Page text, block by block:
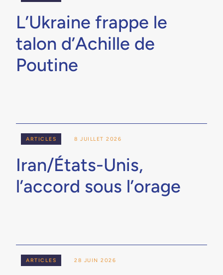
L’Ukraine frappe le
talon d’Achille de
Poutine
Iran/États-Unis,
l’accord sous l’orage
8 JUILLET 2026
ARTICLES
28 JUIN 2026
ARTICLES